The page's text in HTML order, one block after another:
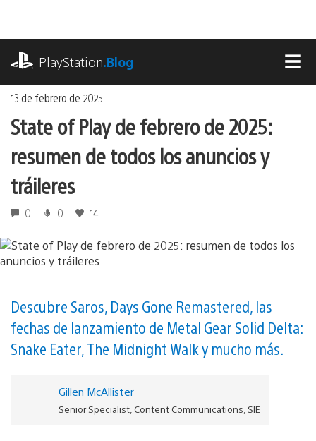
contenido
PlayStation.Blog
13 de febrero de 2025
State of Play de febrero de 2025:
resumen de todos los anuncios y
tráileres
0 0 14
Descubre Saros, Days Gone Remastered, las
fechas de lanzamiento de Metal Gear Solid Delta:
Snake Eater, The Midnight Walk y mucho más.
Gillen McAllister
Senior Specialist, Content Communications, SIE